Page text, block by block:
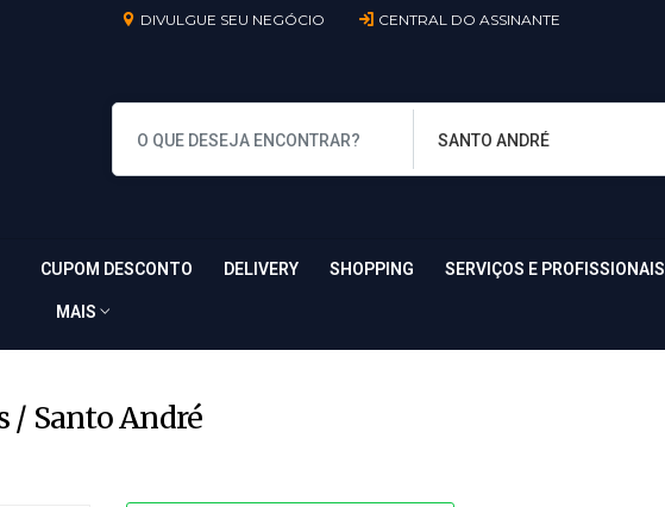
DIVULGUE SEU NEGÓCIO CENTRAL DO ASSINANTE
CUPOM DESCONTO DELIVERY SHOPPING SERVIÇOS E PROFISSIONAIS
MAIS
/ Santo André